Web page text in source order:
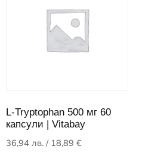
L-Tryptophan 500 мг 60
капсули | Vitabay
36,94 лв. / 18,89 €